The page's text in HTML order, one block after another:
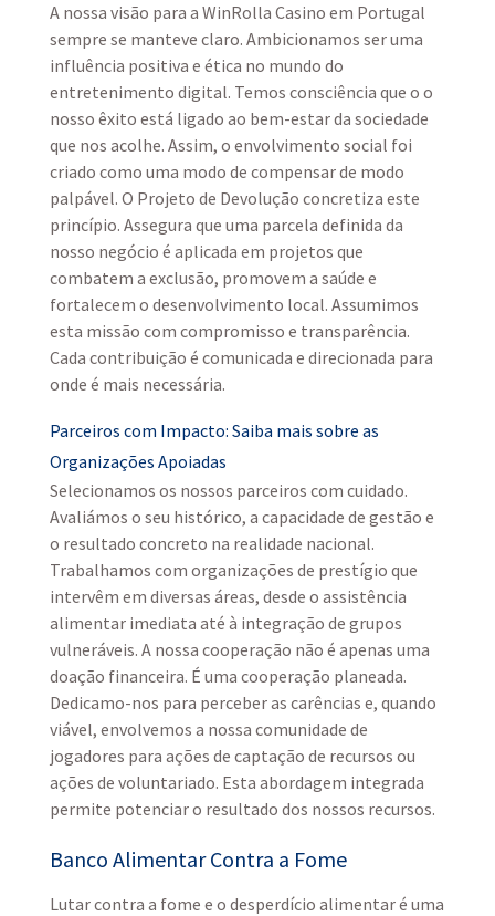
A nossa visão para a WinRolla Casino em Portugal
sempre se manteve claro. Ambicionamos ser uma
influência positiva e ética no mundo do
entretenimento digital. Temos consciência que o o
nosso êxito está ligado ao bem-estar da sociedade
que nos acolhe. Assim, o envolvimento social foi
criado como uma modo de compensar de modo
palpável. O Projeto de Devolução concretiza este
princípio. Assegura que uma parcela definida da
nosso negócio é aplicada em projetos que
combatem a exclusão, promovem a saúde e
fortalecem o desenvolvimento local. Assumimos
esta missão com compromisso e transparência.
Cada contribuição é comunicada e direcionada para
onde é mais necessária.
Parceiros com Impacto: Saiba mais sobre as
Organizações Apoiadas
Selecionamos os nossos parceiros com cuidado.
Avaliámos o seu histórico, a capacidade de gestão e
o resultado concreto na realidade nacional.
Trabalhamos com organizações de prestígio que
intervêm em diversas áreas, desde o assistência
alimentar imediata até à integração de grupos
vulneráveis. A nossa cooperação não é apenas uma
doação financeira. É uma cooperação planeada.
Dedicamo-nos para perceber as carências e, quando
viável, envolvemos a nossa comunidade de
jogadores para ações de captação de recursos ou
ações de voluntariado. Esta abordagem integrada
permite potenciar o resultado dos nossos recursos.
Banco Alimentar Contra a Fome
Lutar contra a fome e o desperdício alimentar é uma